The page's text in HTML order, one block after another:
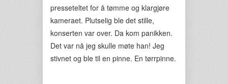
presseteltet for å tømme og klargjøre
kameraet. Plutselig ble det stille,
konserten var over. Da kom panikken.
Det var nå jeg skulle møte han! Jeg
stivnet og ble til en pinne. En tørrpinne.